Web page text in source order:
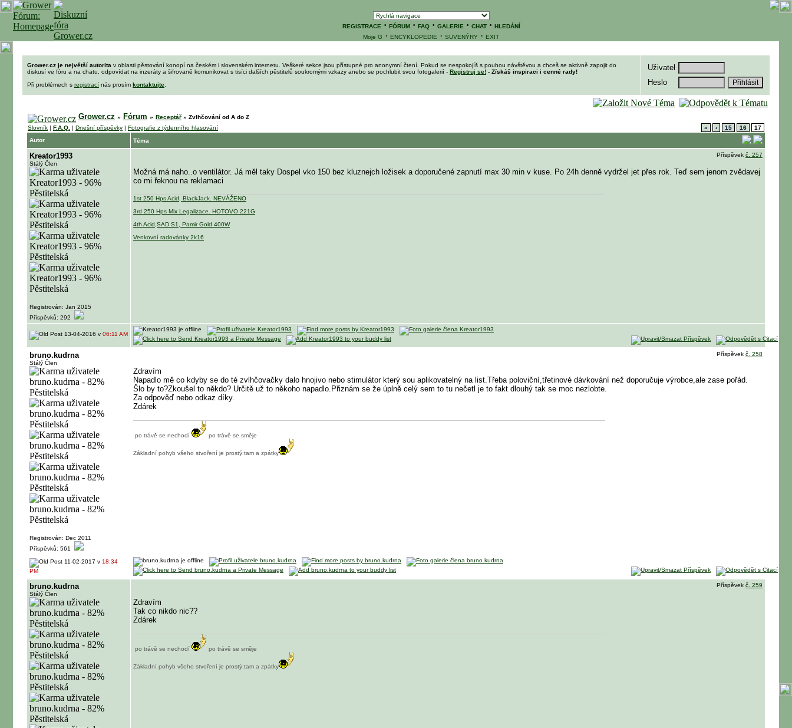
REGISTRACE · FÓRUM· FAQ· GALERIE · CHAT· HLEDÁNÍ
Moje G · ENCYKLOPEDIE · SUVENÝRY · EXIT
Grower.cz je největší autorita v oblasti pěstování konopí na českém i slovenském internetu. Veškeré sekce jsou přístupné pro anonymní čtení. Pokud se nespokojíš s pouhou návštěvou a chceš se aktivně zapojit do
diskusí ve fóru a na chatu, odpovídat na inzeráty a šifrovaně komunikovat s tisíci dalších pěstitelů soukromými vzkazy anebo se pochlubit svou fotogalerií - Registruj se! - Získáš inspiraci i cenné rady!
Při problémech s registrací nás prosím kontaktujte
Uživatel
Heslo
Grower.cz » Fórum » Receptář » Zvlhčování od A do Z
Slovník | F.A.Q. | Dnešní příspěvky | Fotografie z týdenního hlasování « ‹ 15 16
17
Autor
Téma
Kreator1993
Stálý Člen
Registrován: Jan 2015
Příspěvků: 292
Příspěvek č. 257
Možná má naho..o ventilátor. Já měl taky Dospel vko 150 bez kluznejch ložisek a doporučené zapnutí max 30 min v kuse. Po 24h denně vydržel jet přes rok. Teď sem jenom zvědavej
co mi řeknou na reklamaci
1st 250 Hps Acid, BlackJack. NEVÁŽENO
3rd 250 Hps Mix Legalizace. HOTOVO 221G
4th Acid,SAD S1, Pamir Gold 400W
Venkovní radovánky 2k16
13-04-2016 v 06:11 AM
bruno.kudrna
Stálý Člen
Registrován: Dec 2011
Příspěvků: 561
Příspěvek č. 258
Zdravím
Napadlo mě co kdyby se do té zvlhčovačky dalo hnojivo nebo stimulátor který sou aplikovatelný na list.Třeba poloviční,třetinové dávkování než doporučuje výrobce,ale zase pořád.
Šlo by to?Zkoušel to někdo? Určitě už to někoho napadlo.Přiznám se že úplně celý sem to tu nečetl je to fakt dlouhý tak se moc nezlobte.
Za odpověď nebo odkaz díky.
Zdárek
po trávě se nechodí po trávě se směje
Základní pohyb všeho stvoření je prostý:tam a zpátky
11-02-2017 v 18:34
PM
bruno.kudrna
Stálý Člen
Příspěvek č. 259
Zdravím
Tak co nikdo nic??
Zdárek
po trávě se nechodí po trávě se směje
Základní pohyb všeho stvoření je prostý:tam a zpátky